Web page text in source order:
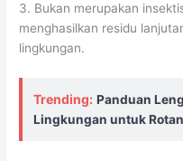
3. Bukan merupakan
menghasilkan residu
lingkungan.
Trending: Panduan
Lingkungan untuk Rotan